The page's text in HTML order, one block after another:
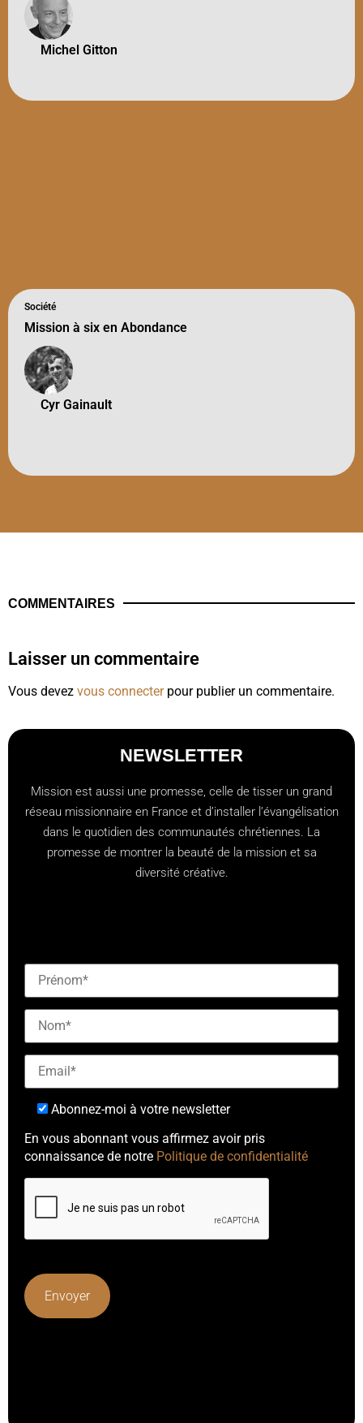
Michel Gitton
Société
Mission à six en Abondance
Cyr Gainault
COMMENTAIRES
Laisser un commentaire
Vous devez vous connecterpour publier un commentaire.
NEWSLETTER
Mission est aussi une promesse, celle de tisser un grand
réseau missionnaire en France et d’installer l’évangélisation
dans le quotidien des communautés chrétiennes. La
promesse de montrer la beauté de la mission et sa
diversité créative.
Abonnez-moi à votre newsletter
En vous abonnant vous affirmez avoir pris
connaissance de notre Politique de confidentialité